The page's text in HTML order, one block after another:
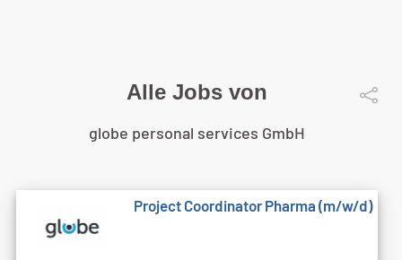
Alle Jobs von
globe personal services GmbH
Project Coordinator Pharma (m/w/d)